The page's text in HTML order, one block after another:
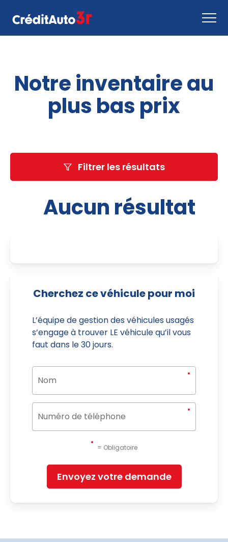
Comment ça marche
Nous joindre
Inventaire
Notre inventaire au
plus bas prix
Filtrer les résultats
Aucun résultat
Cherchez ce véhicule pour moi
L’équipe de gestion des véhicules usagés
s’engage à trouver LE véhicule qu’il vous
faut dans le 30 jours.
= Obligatoire
Envoyez votre demande